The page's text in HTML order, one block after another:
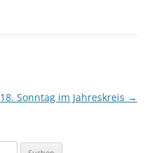
18. Sonntag im Jahreskreis →